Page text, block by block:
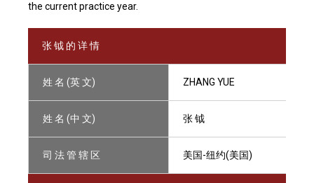
the current practice year.
张 钺 的 详 情
姓 名 (英 文) ZHANG YUE
姓 名 (中 文) 张 钺
司 法 管 辖 区 美国-纽约(美国)